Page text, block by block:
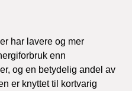
har lavere og mer
enn
og en betydelig andel av
er knyttet til kortvarig